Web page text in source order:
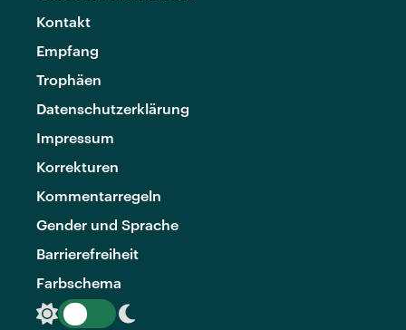
Kontakt
Empfang
Trophäen
Datenschutzerklärung
Impressum
Korrekturen
Kommentarregeln
Gender und Sprache
Barrierefreiheit
Farbschema